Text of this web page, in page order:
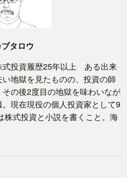
タロウ
式投資履歴25年以上 ある出来
地獄を見たものの、投資の師
の後2度目の地獄を味わいなが
現在現役の個人投資家として9
株式投資と小説を書くこと。海